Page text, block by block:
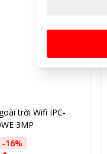
trời Wifi IPC-
3MP
-16%